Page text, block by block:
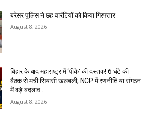
बरेसर पुलिस ने छह वारंटियों को किया गिरफ्तार
August 8, 2026
बिहार के बाद महाराष्ट्र में ‘पीके’ की दस्तक! 6 घंटे की
बैठक से मची सियासी खलबली, NCP में रणनीति या संगठन
में बड़े बदलाव...
August 8, 2026